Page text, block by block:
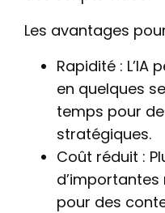
Les avantages
Rapidité : L’IA
en quelques
temps pour
stratégiques.
Coût réduit :
pour des